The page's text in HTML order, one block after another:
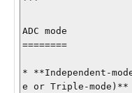
```
ADC mode
========
* **Independent-
e or Triple-mode)**